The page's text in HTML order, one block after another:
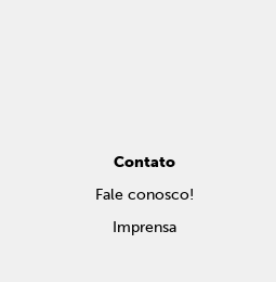
Contato
Fale conosco!
Imprensa